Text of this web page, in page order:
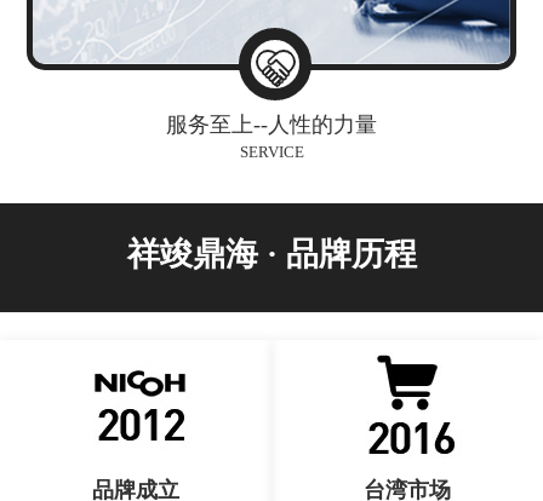
服务至上--人性的力量
SERVICE
祥竣鼎海 · 品牌历程
品牌成立 台湾市场